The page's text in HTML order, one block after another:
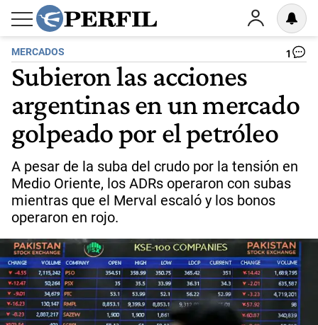
MERCADOS 1
Subieron las acciones
argentinas en un mercado
golpeado por el petróleo
A pesar de la suba del crudo por la tensión en
Medio Oriente, los ADRs operaron con subas
mientras que el Merval escaló y los bonos
operaron en rojo.